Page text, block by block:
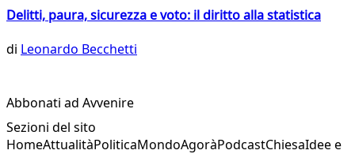
Delitti, paura, sicurezza e voto: il diritto alla statistica
di Leonardo Becchetti
Abbonati ad Avvenire
Sezioni del sito
HomeAttualitàPoliticaMondoAgoràPodcastChiesaIdee e